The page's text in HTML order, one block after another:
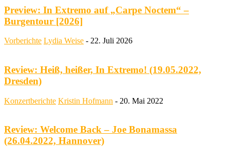
Preview: In Extremo auf „Carpe Noctem“ –
Burgentour [2026]
Vorberichte Lydia Weise - 22. Juli 2026
Review: Heiß, heißer, In Extremo! (19.05.2022,
Dresden)
Konzertberichte Kristin Hofmann - 20. Mai 2022
Review: Welcome Back – Joe Bonamassa
(26.04.2022, Hannover)